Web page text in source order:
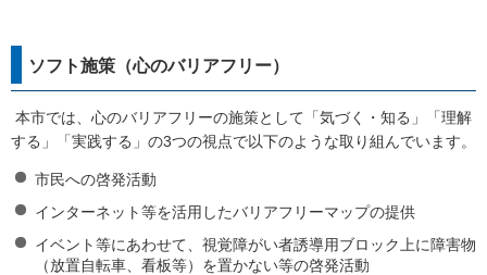
ソフト施策（心のバリアフリー）
本市では、心のバリアフリーの施策として「気づく・知る」「理解
する」「実践する」の3つの視点で以下のような取り組んでいます。
市民への啓発活動
インターネット等を活用したバリアフリーマップの提供
イベント等にあわせて、視覚障がい者誘導用ブロック上に障害物
（放置自転車、看板等）を置かない等の啓発活動